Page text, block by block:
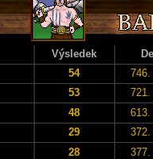
Výsledek
54
746.
53
721.
48
613.
29
372.
28
377.